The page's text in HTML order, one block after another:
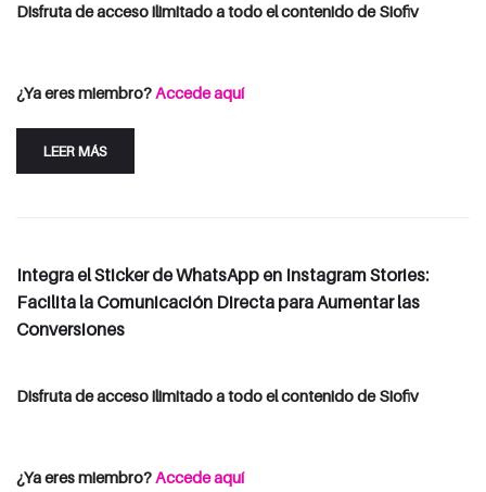
Disfruta de acceso ilimitado a todo el contenido de Siofiv
¿Ya eres miembro?Accede aquí
LEER MÁS
Integra el Sticker de WhatsApp en Instagram Stories:
Facilita la Comunicación Directa para Aumentar las
Conversiones
Disfruta de acceso ilimitado a todo el contenido de Siofiv
¿Ya eres miembro?Accede aquí